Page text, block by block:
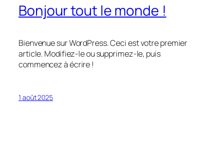
Bonjour tout le monde !
Bienvenue sur WordPress. Ceci est votre premier
article. Modifiez-le ou supprimez-le, puis
commencez à écrire !
1 août 2025